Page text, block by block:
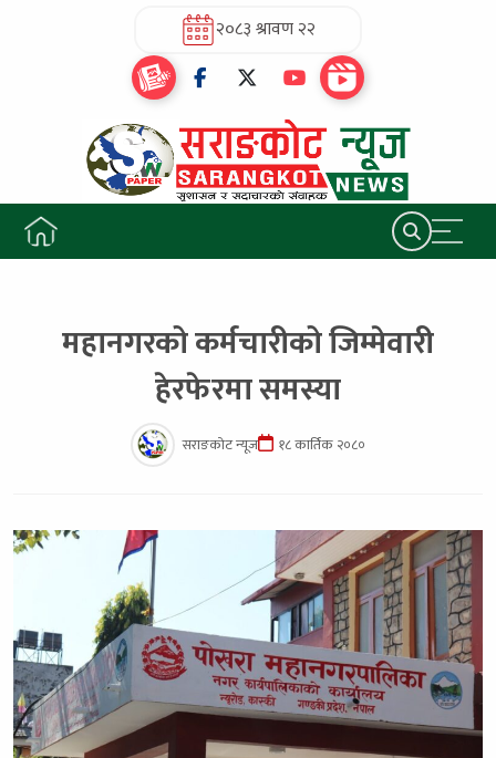
२०८३ श्रावण २२
महानगरको कर्मचारीको जिम्मेवारी
हेरफेरमा समस्या
सराङकोट न्यूज १८ कार्तिक २०८०